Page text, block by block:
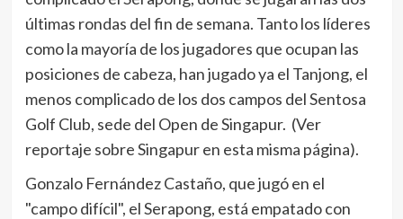
últimas rondas del fin de semana. Tanto los líderes
como la mayoría de los jugadores que ocupan las
posiciones de cabeza, han jugado ya el Tanjong, el
menos complicado de los dos campos del Sentosa
Golf Club, sede del Open de Singapur. (Ver
reportaje sobre Singapur en esta misma página).
Gonzalo Fernández Castaño, que jugó en el
"campo difícil", el Serapong, está empatado con